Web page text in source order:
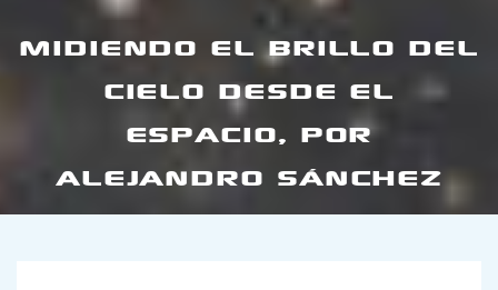
MIDIENDO EL BRILLO DEL
CIELO DESDE EL
ESPACIO, POR
ALEJANDRO SÁNCHEZ